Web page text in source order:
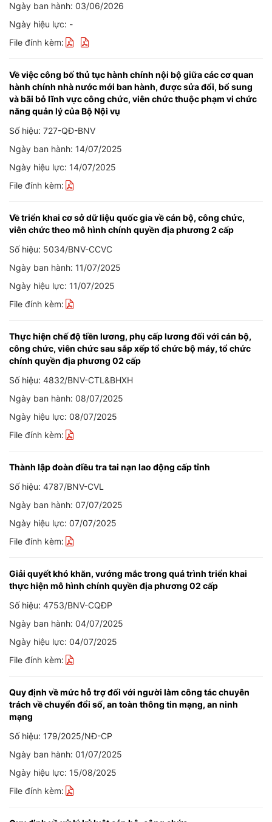
Ngày ban hành: 03/06/2026
Ngày hiệu lực: -
File đính kèm:
Về việc công bố thủ tục hành chính nội bộ giữa các cơ quan
hành chính nhà nước mới ban hành, được sửa đổi, bổ sung
và bãi bỏ lĩnh vực công chức, viên chức thuộc phạm vi chức
năng quản lý của Bộ Nội vụ
Số hiệu: 727-QĐ-BNV
Ngày ban hành: 14/07/2025
Ngày hiệu lực: 14/07/2025
File đính kèm:
Về triển khai cơ sở dữ liệu quốc gia về cán bộ, công chức,
viên chức theo mô hình chính quyền địa phương 2 cấp
Số hiệu: 5034/BNV-CCVC
Ngày ban hành: 11/07/2025
Ngày hiệu lực: 11/07/2025
File đính kèm:
Thực hiện chế độ tiền lương, phụ cấp lương đối với cán bộ,
công chức, viên chức sau sắp xếp tổ chức bộ máy, tổ chức
chính quyền địa phương 02 cấp
Số hiệu: 4832/BNV-CTL&BHXH
Ngày ban hành: 08/07/2025
Ngày hiệu lực: 08/07/2025
File đính kèm:
Thành lập đoàn điều tra tai nạn lao động cấp tỉnh
Số hiệu: 4787/BNV-CVL
Ngày ban hành: 07/07/2025
Ngày hiệu lực: 07/07/2025
File đính kèm:
Giải quyết khó khăn, vướng mắc trong quá trình triển khai
thực hiện mô hình chính quyền địa phương 02 cấp
Số hiệu: 4753/BNV-CQĐP
Ngày ban hành: 04/07/2025
Ngày hiệu lực: 04/07/2025
File đính kèm:
Quy định về mức hỗ trợ đối với người làm công tác chuyên
trách về chuyển đổi số, an toàn thông tin mạng, an ninh
mạng
Số hiệu: 179/2025/NĐ-CP
Ngày ban hành: 01/07/2025
Ngày hiệu lực: 15/08/2025
File đính kèm: